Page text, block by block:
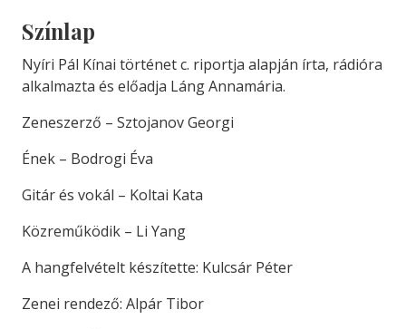
Színlap
Nyíri Pál Kínai történet c. riportja alapján írta, rádióra
alkalmazta és előadja Láng Annamária.
Zeneszerző – Sztojanov Georgi
Ének – Bodrogi Éva
Gitár és vokál – Koltai Kata
Közreműködik – Li Yang
A hangfelvételt készítette: Kulcsár Péter
Zenei rendező: Alpár Tibor